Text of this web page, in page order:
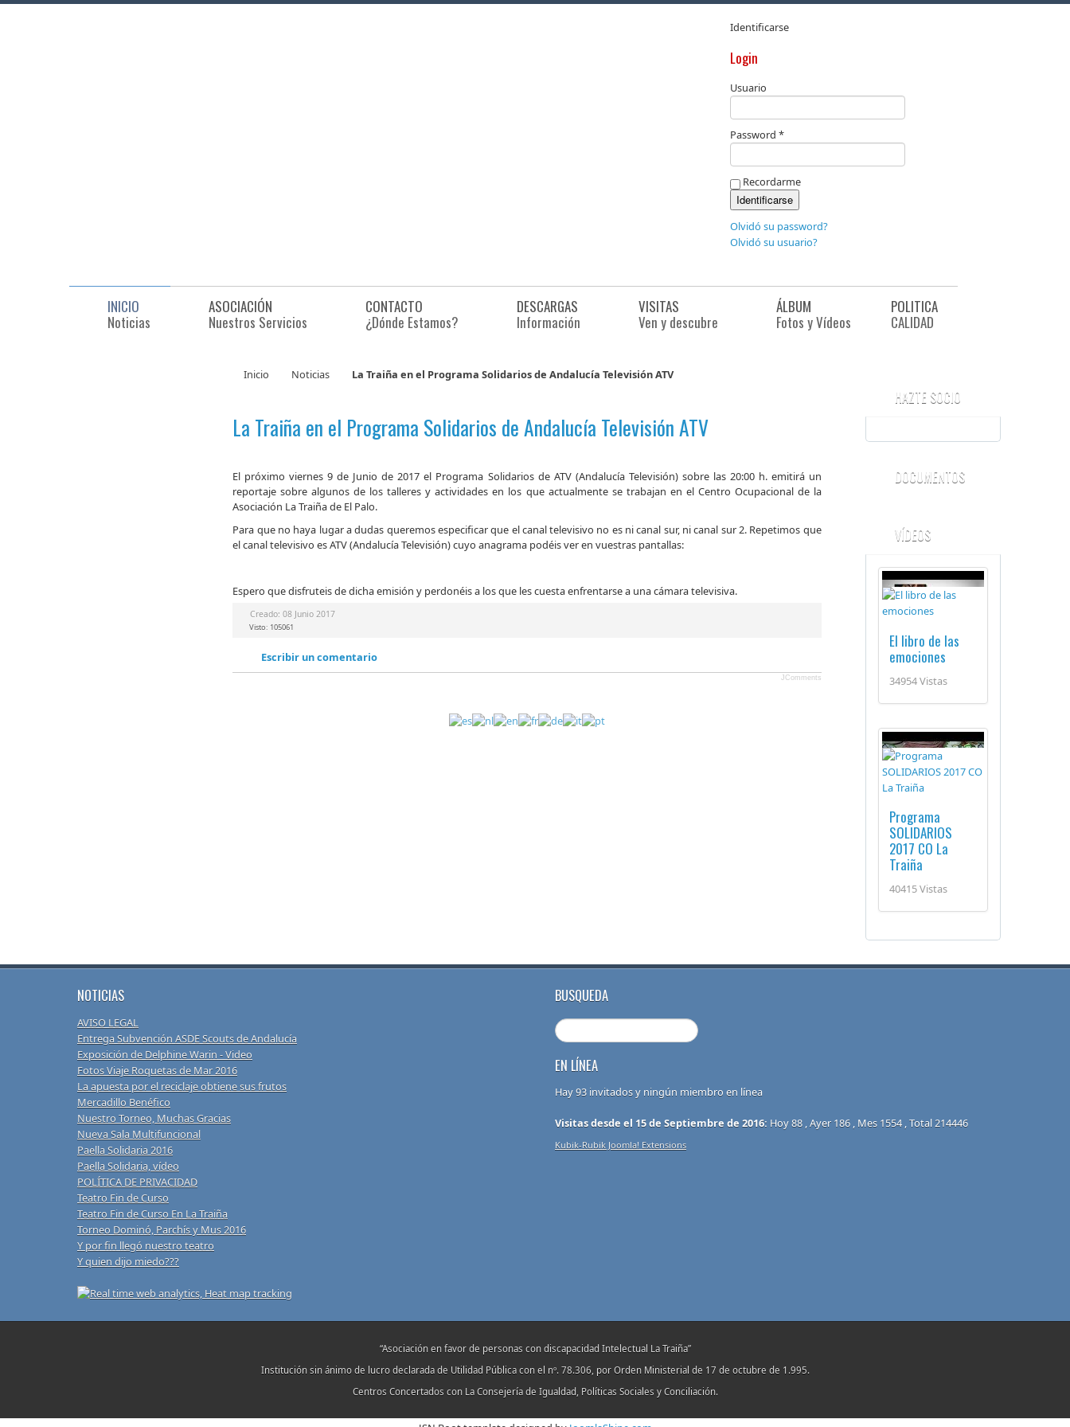
Identificarse
Login
Usuario
Password *
Recordarme
Olvidó su password?
Olvidó su usuario?
INICIO
Noticias
ASOCIACIÓN
Nuestros Servicios
CONTACTO
¿Dónde Estamos?
DESCARGAS
Información
VISITAS
Ven y descubre
ÁLBUM
Fotos y Vídeos
POLITICA
CALIDAD
Inicio Noticias La Traiña en el Programa Solidarios de Andalucía Televisión ATV
La Traiña en el Programa Solidarios de Andalucía Televisión ATV
El próximo viernes 9 de Junio de 2017 el Programa Solidarios de ATV (Andalucía Televisión) sobre las 20:00 h. emitirá un
reportaje sobre algunos de los talleres y actividades en los que actualmente se trabajan en el Centro Ocupacional de la
Asociación La Traiña de El Palo.
Para que no haya lugar a dudas queremos especificar que el canal televisivo no es ni canal sur, ni canal sur 2. Repetimos que
el canal televisivo es ATV (Andalucía Televisión) cuyo anagrama podéis ver en vuestras pantallas:
Espero que disfruteis de dicha emisión y perdonéis a los que les cuesta enfrentarse a una cámara televisiva.
Creado: 08 Junio 2017
Visto: 105061
Escribir un comentario
JComments
HAZTE SOCIO
DOCUMENTOS
VÍDEOS
El libro de las
emociones
34954 Vistas
Programa
SOLIDARIOS
2017 CO La
Traiña
40415 Vistas
NOTICIAS
AVISO LEGAL
Entrega Subvención ASDE Scouts de Andalucía
Exposición de Delphine Warin - Video
Fotos Viaje Roquetas de Mar 2016
La apuesta por el reciclaje obtiene sus frutos
Mercadillo Benéfico
Nuestro Torneo, Muchas Gracias
Nueva Sala Multifuncional
Paella Solidaria 2016
Paella Solidaria, vídeo
POLÍTICA DE PRIVACIDAD
Teatro Fin de Curso
Teatro Fin de Curso En La Traiña
Torneo Dominó, Parchís y Mus 2016
Y por fin llegó nuestro teatro
Y quien dijo miedo???
BUSQUEDA
EN LÍNEA
Hay 93 invitados y ningún miembro en línea
Visitas desde el 15 de Septiembre de 2016: Hoy 88 , Ayer 186 , Mes 1554 , Total 214446
Kubik-Rubik Joomla! Extensions
“Asociación en favor de personas con discapacidad Intelectual La Traiña”
Institución sin ánimo de lucro declarada de Utilidad Pública con el nº. 78.306, por Orden Ministerial de 17 de octubre de 1.995.
Centros Concertados con La Consejería de Igualdad, Políticas Sociales y Conciliación.